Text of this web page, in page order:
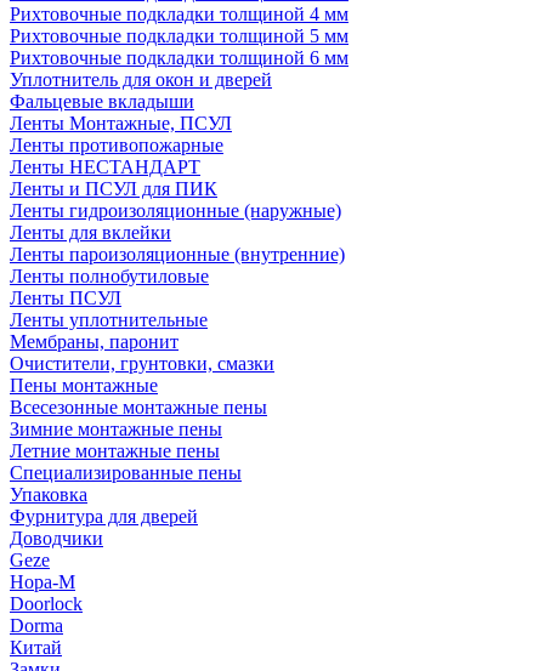
Рихтовочные подкладки толщиной 4 мм
Рихтовочные подкладки толщиной 5 мм
Рихтовочные подкладки толщиной 6 мм
Уплотнитель для окон и дверей
Фальцевые вкладыши
Ленты Монтажные, ПСУЛ
Ленты противопожарные
Ленты НЕСТАНДАРТ
Ленты и ПСУЛ для ПИК
Ленты гидроизоляционные (наружные)
Ленты для вклейки
Ленты пароизоляционные (внутренние)
Ленты полнобутиловые
Ленты ПСУЛ
Ленты уплотнительные
Мембраны, паронит
Очистители, грунтовки, смазки
Пены монтажные
Всесезонные монтажные пены
Зимние монтажные пены
Летние монтажные пены
Специализированные пены
Упаковка
Фурнитура для дверей
Доводчики
Geze
Нора-М
Doorlock
Dorma
Китай